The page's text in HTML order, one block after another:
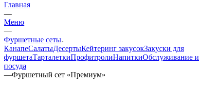
Главная
—
Меню
—
Фуршетные сеты
КанапеСалатыДесертыКейтеринг закусокЗакуски для
фуршетаТарталеткиПрофитролиНапиткиОбслуживание и
посуда
—Фуршетный сет «Премиум»